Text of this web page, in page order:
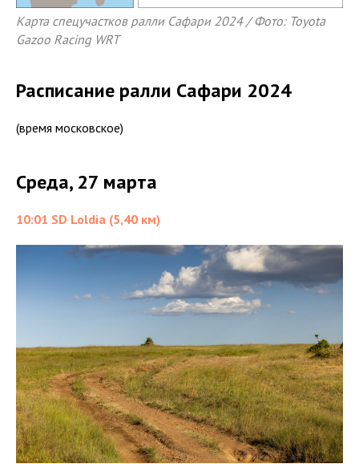
Карта спецучастков ралли Сафари 2024 / Фото: Toyota
Gazoo Racing WRT
Расписание ралли Сафари 2024
(время московское)
Среда, 27 марта
10:01 SD Loldia (5,40 км)